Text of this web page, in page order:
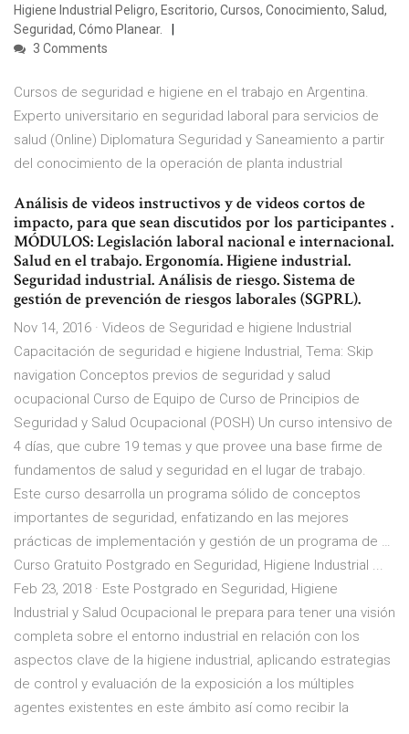
Higiene Industrial Peligro, Escritorio, Cursos, Conocimiento, Salud,
Seguridad, Cómo Planear.
3 Comments
Cursos de seguridad e higiene en el trabajo en Argentina.
Experto universitario en seguridad laboral para servicios de
salud (Online) Diplomatura Seguridad y Saneamiento a partir
del conocimiento de la operación de planta industrial
Análisis de videos instructivos y de videos cortos de
impacto, para que sean discutidos por los participantes .
MÓDULOS: Legislación laboral nacional e internacional.
Salud en el trabajo. Ergonomía. Higiene industrial.
Seguridad industrial. Análisis de riesgo. Sistema de
gestión de prevención de riesgos laborales (SGPRL).
Nov 14, 2016 · Videos de Seguridad e higiene Industrial
Capacitación de seguridad e higiene Industrial, Tema: Skip
navigation Conceptos previos de seguridad y salud
ocupacional Curso de Equipo de Curso de Principios de
Seguridad y Salud Ocupacional (POSH) Un curso intensivo de
4 días, que cubre 19 temas y que provee una base firme de
fundamentos de salud y seguridad en el lugar de trabajo.
Este curso desarrolla un programa sólido de conceptos
importantes de seguridad, enfatizando en las mejores
prácticas de implementación y gestión de un programa de …
Curso Gratuito Postgrado en Seguridad, Higiene Industrial ...
Feb 23, 2018 · Este Postgrado en Seguridad, Higiene
Industrial y Salud Ocupacional le prepara para tener una visión
completa sobre el entorno industrial en relación con los
aspectos clave de la higiene industrial, aplicando estrategias
de control y evaluación de la exposición a los múltiples
agentes existentes en este ámbito así como recibir la